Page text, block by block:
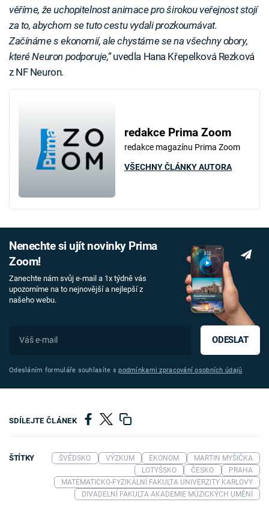
věříme, že uchopitelnost animace pro širokou veřejnost stojí
za to, abychom se tuto cestu vydali prozkoumávat.
Začínáme s ekonomií, ale chystáme se na všechny obory,
které Neuron podporuje,“uvedla Hana Křepelková Rezková
z NF Neuron.
redakce Prima Zoom
redakce magazínu Prima Zoom
VŠECHNY ČLÁNKY AUTORA
Nenechte si ujít novinky Prima
Zoom!
Zanechte nám svůj e-mail a 1x týdně vás
upozorníme na to nejnovější a nejlepší z
našeho webu.
ODESLAT
Odesláním formuláře souhlasíte spodmínkami zpracování osobních údajů
SDÍLEJTE ČLÁNEK
ŠTÍTKY ŠVÉDSKO VÝZKUM EKONOM
MARTIN MYŠIČKA
LOTYŠSKO
ČESKO
PRAHA
MATEMATICKO-FYZIKÁLNÍ FAKULTA UNIVERZITY KARLOVY
DIVADELNÍ FAKULTA AKADEMIE MÚZICKÝCH UMĚNÍ